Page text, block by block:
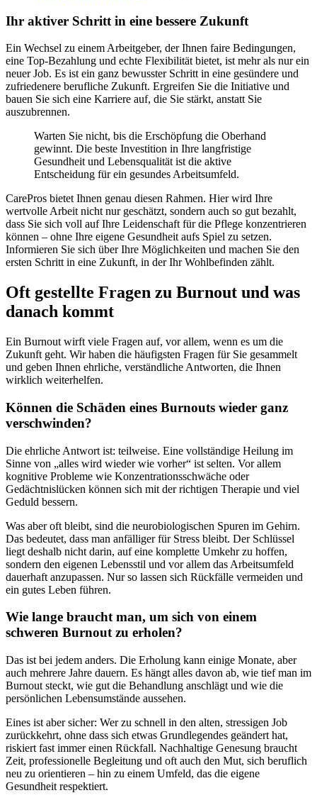
Ihr aktiver Schritt in eine bessere Zukunft
Ein Wechsel zu einem Arbeitgeber, der Ihnen faire Bedingungen,
eine Top-Bezahlung und echte Flexibilität bietet, ist mehr als nur ein
neuer Job. Es ist ein ganz bewusster Schritt in eine gesündere und
zufriedenere berufliche Zukunft. Ergreifen Sie die Initiative und
bauen Sie sich eine Karriere auf, die Sie stärkt, anstatt Sie
auszubrennen.
Warten Sie nicht, bis die Erschöpfung die Oberhand
gewinnt. Die beste Investition in Ihre langfristige
Gesundheit und Lebensqualität ist die aktive
Entscheidung für ein gesundes Arbeitsumfeld.
CarePros bietet Ihnen genau diesen Rahmen. Hier wird Ihre
wertvolle Arbeit nicht nur geschätzt, sondern auch so gut bezahlt,
dass Sie sich voll auf Ihre Leidenschaft für die Pflege konzentrieren
können – ohne Ihre eigene Gesundheit aufs Spiel zu setzen.
Informieren Sie sich über Ihre Möglichkeiten und machen Sie den
ersten Schritt in eine Zukunft, in der Ihr Wohlbefinden zählt.
Oft gestellte Fragen zu Burnout und was
danach kommt
Ein Burnout wirft viele Fragen auf, vor allem, wenn es um die
Zukunft geht. Wir haben die häufigsten Fragen für Sie gesammelt
und geben Ihnen ehrliche, verständliche Antworten, die Ihnen
wirklich weiterhelfen.
Können die Schäden eines Burnouts wieder ganz
verschwinden?
Die ehrliche Antwort ist: teilweise. Eine vollständige Heilung im
Sinne von „alles wird wieder wie vorher“ ist selten. Vor allem
kognitive Probleme wie Konzentrationsschwäche oder
Gedächtnislücken können sich mit der richtigen Therapie und viel
Geduld bessern.
Was aber oft bleibt, sind die neurobiologischen Spuren im Gehirn.
Das bedeutet, dass man anfälliger für Stress bleibt. Der Schlüssel
liegt deshalb nicht darin, auf eine komplette Umkehr zu hoffen,
sondern den eigenen Lebensstil und vor allem das Arbeitsumfeld
dauerhaft anzupassen. Nur so lassen sich Rückfälle vermeiden und
ein gutes Leben führen.
Wie lange braucht man, um sich von einem
schweren Burnout zu erholen?
Das ist bei jedem anders. Die Erholung kann einige Monate, aber
auch mehrere Jahre dauern. Es hängt alles davon ab, wie tief man im
Burnout steckt, wie gut die Behandlung anschlägt und wie die
persönlichen Lebensumstände aussehen.
Eines ist aber sicher: Wer zu schnell in den alten, stressigen Job
zurückkehrt, ohne dass sich etwas Grundlegendes geändert hat,
riskiert fast immer einen Rückfall. Nachhaltige Genesung braucht
Zeit, professionelle Begleitung und oft auch den Mut, sich beruflich
neu zu orientieren – hin zu einem Umfeld, das die eigene
Gesundheit respektiert.